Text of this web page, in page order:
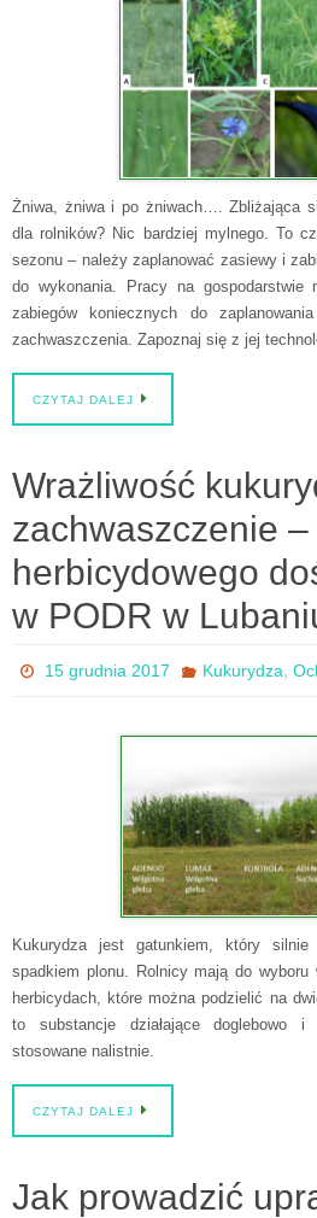
Żniwa, żniwa i po żniwach…. Zbliżająca
dla rolników? Nic bardziej mylnego. To
sezonu – należy zaplanować zasiewy i
do wykonania. Pracy na
zabiegów koniecznych do
zachwaszczenia. Zapoznaj się z jej
CZYTAJ DALEJ
Wrażliwość
zachwaszczenie –
herbicydowego
w PODR w
15 grudnia 2017 Kukurydza,
Kukurydza jest gatunkiem, który silnie
spadkiem plonu. Rolnicy mają do
herbicydach, które można podzielić na
to substancje działające doglebowo
stosowane nalistnie.
CZYTAJ DALEJ
Jak prowadzić